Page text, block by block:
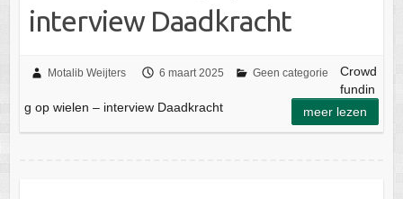
interview Daadkracht
Motalib Weijters 6 maart 2025 Geen categorie
Crowd
fundin
g op wielen – interview Daadkracht
meer lezen